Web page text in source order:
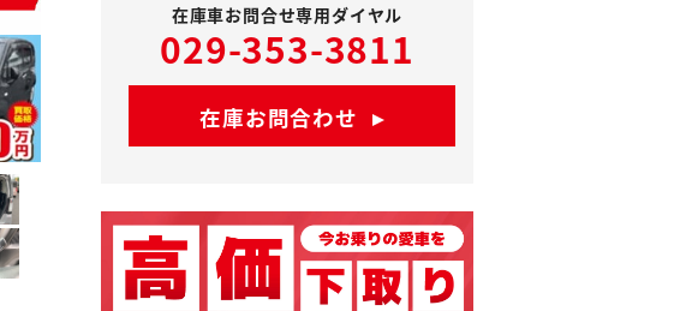
在庫車お問合せ専用ダイヤル
029-353-3811
在庫お問合わせ